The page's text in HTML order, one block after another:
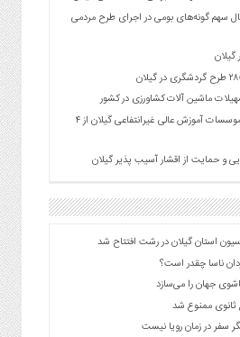
نهال سهم گونه‌های بومی در اجرای طرح مردمی
گیلان
ماشین آلات کشاورزی در کشور
آغاز امتحانات پایان ترم موسسات آموزش عالی غیرانتفاعی گیلان از ۴
و حمایت از اقشار آسیب پذیر گیلان
استان گیلان در رشت افتتاح شد
ناسا چقدر است؟
جهان را می‌سازد
ثانوی ممنوع شد
سفر در زمان رویا نیست